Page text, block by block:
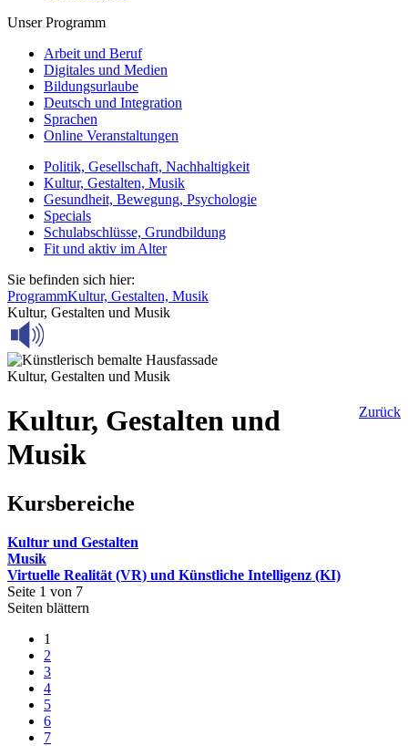
Unser Programm
Arbeit und Beruf
Digitales und Medien
Bildungsurlaube
Deutsch und Integration
Sprachen
Online Veranstaltungen
Politik, Gesellschaft, Nachhaltigkeit
Kultur, Gestalten, Musik
Gesundheit, Bewegung, Psychologie
Specials
Schulabschlüsse, Grundbildung
Fit und aktiv im Alter
Sie befinden sich hier:
ProgrammKultur, Gestalten, Musik
Kultur, Gestalten und Musik
Kultur, Gestalten und Musik
Zurück
Kultur, Gestalten und
Musik
Kursbereiche
Kultur und Gestalten
Musik
Virtuelle Realität (VR) und Künstliche Intelligenz (KI)
Seite 1 von 7
Seiten blättern
1
2
3
4
5
6
7